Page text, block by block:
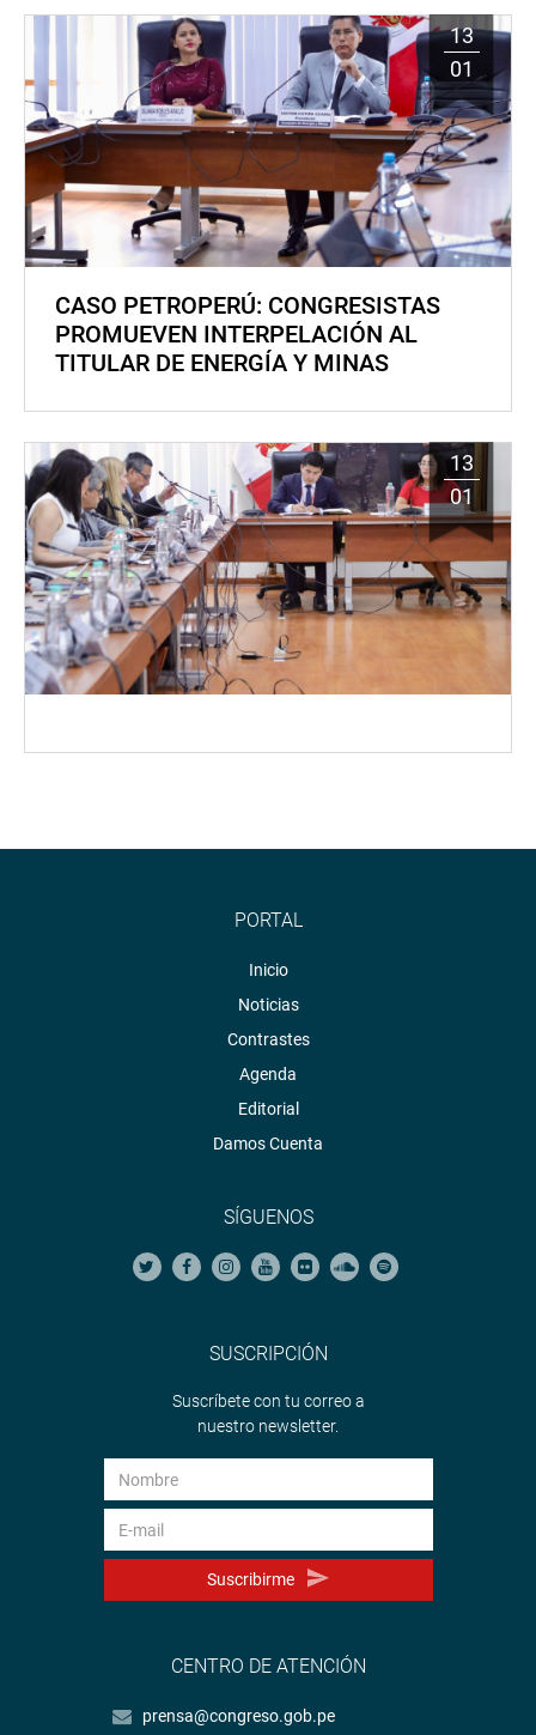
13
01
CASO PETROPERÚ: CONGRESISTAS
PROMUEVEN INTERPELACIÓN AL
TITULAR DE ENERGÍA Y MINAS
13
01
PORTAL
Inicio
Noticias
Contrastes
Agenda
Editorial
Damos Cuenta
SÍGUENOS
SUSCRIPCIÓN
Suscríbete con tu correo a
nuestro newsletter.
Suscribirme
CENTRO DE ATENCIÓN
prensa@congreso.gob.pe